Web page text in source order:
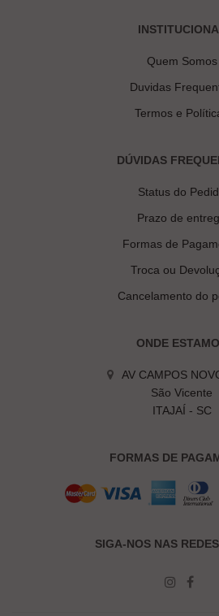
Quem Somos
Duvidas
Termos e
DÚVIDAS
Status do
Prazo de
Formas de
Troca ou
Cancelamento do
ONDE
AV CAMPOS
São Vicente
ITAJAÍ - SC
FORMAS DE
SIGA-NOS NAS